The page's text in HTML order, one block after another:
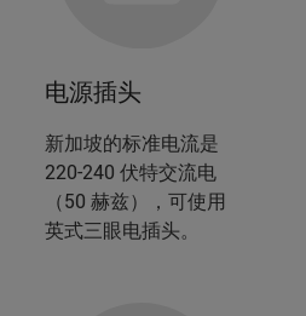
电源插头
新加坡的标准电流是
220-240 伏特交流电
（50 赫兹），可使用
英式三眼电插头。